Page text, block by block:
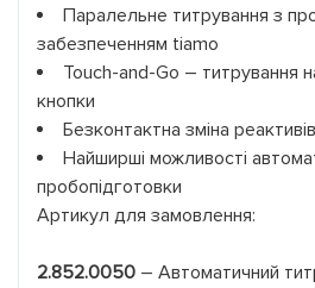
Паралельне титрування з
забезпеченням tiamo
Touch-and-Go – титрування
кнопки
Безконтактна зміна реактивів
Найширші можливості
пробопідготовки
Артикул для замовлення:
2.852.0050 – Автоматичний